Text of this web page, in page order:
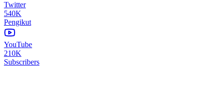
Twitter
540K
Pengikut
YouTube
210K
Subscribers